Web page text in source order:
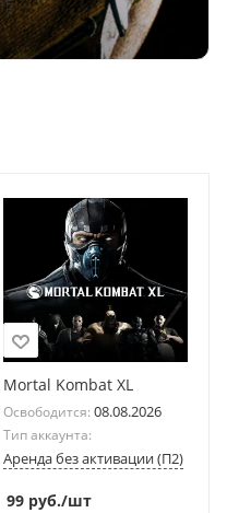
Mortal Kombat XL
Освободится: 08.08.2026
Тип аккаунта:
Аренда без активации (П2)
99 руб./шт